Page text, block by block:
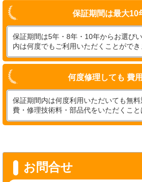
保証期間は最大10
保証期間は5年・8年・10年からお選び
内は何度でもご利用いただくことができ
何度修理しても 費
保証期間内は何度利用いただいても無
費・修理技術料・部品代をいただくこと
お問合せ